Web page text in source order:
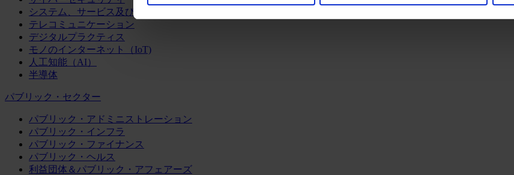
システム、サービス及びソフトウェア
テレコミュニケーション
デジタルプラクティス
モノのインターネット（IoT)
人工知能（AI）
半導体
パブリック・セクター
パブリック・アドミニストレーション
パブリック・インフラ
パブリック・ファイナンス
パブリック・ヘルス
利益団体＆パブリック・アフェアーズ